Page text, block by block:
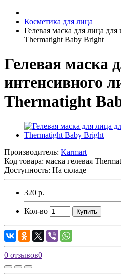
Косметика для лица
Гелевая маска для лица
Thermatight Baby Bright
Гелевая маска
интенсивного
Thermatight
Производитель: Karmart
Код товара: маска гелевая
Доступность: На складе
320 р.
Кол-во Купить
0 отзывов0